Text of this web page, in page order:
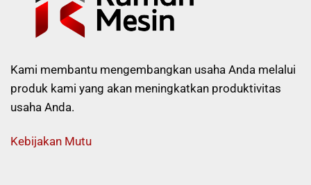
Kami membantu mengembangkan usaha Anda melalui
produk kami yang akan meningkatkan produktivitas
usaha Anda.
Kebijakan Mutu